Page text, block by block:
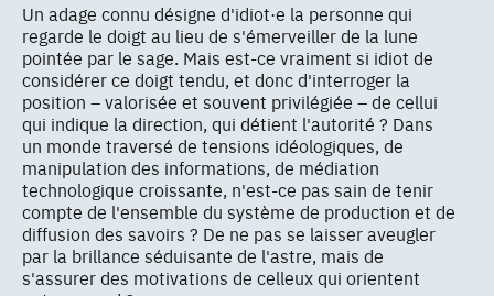
Un adage connu désigne d'idiot·e la personne qui
regarde le doigt au lieu de s'émerveiller de la lune
pointée par le sage. Mais est-ce vraiment si idiot de
considérer ce doigt tendu, et donc d'interroger la
position – valorisée et souvent privilégiée – de cellui
qui indique la direction, qui détient l'autorité ? Dans
un monde traversé de tensions idéologiques, de
manipulation des informations, de médiation
technologique croissante, n'est-ce pas sain de tenir
compte de l'ensemble du système de production et de
diffusion des savoirs ? De ne pas se laisser aveugler
par la brillance séduisante de l'astre, mais de
s'assurer des motivations de celleux qui orientent